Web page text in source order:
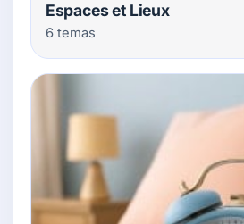
Espaces et Lieux
6 temas